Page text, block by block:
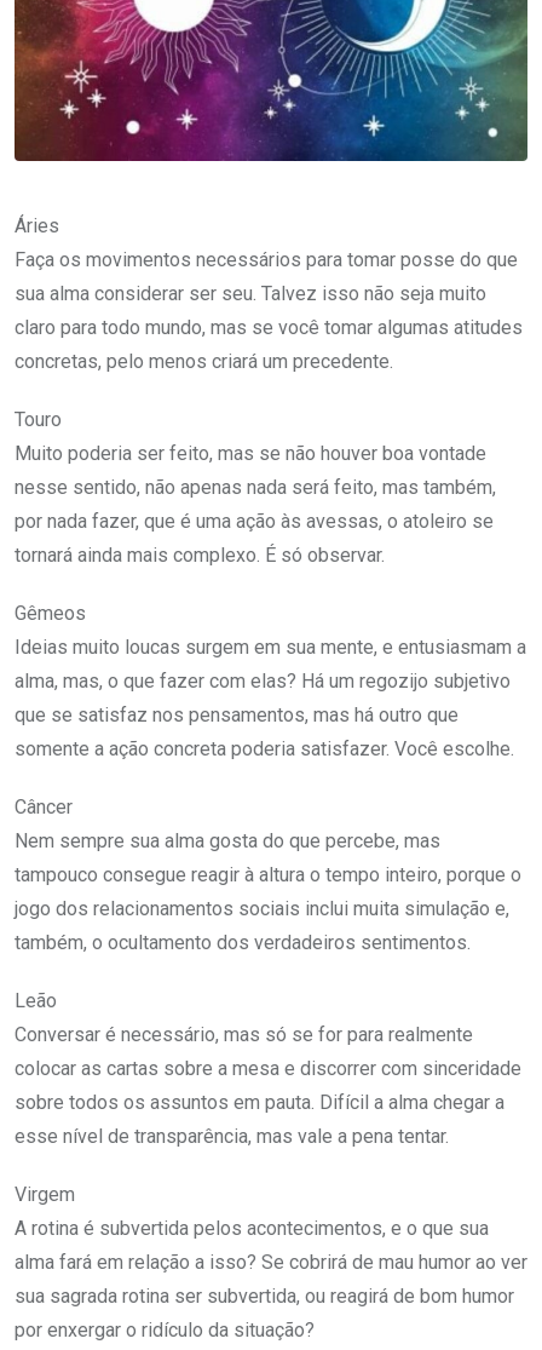
Áries
Faça os movimentos necessários para tomar posse do que
sua alma considerar ser seu. Talvez isso não seja muito
claro para todo mundo, mas se você tomar algumas atitudes
concretas, pelo menos criará um precedente.
Touro
Muito poderia ser feito, mas se não houver boa vontade
nesse sentido, não apenas nada será feito, mas também,
por nada fazer, que é uma ação às avessas, o atoleiro se
tornará ainda mais complexo. É só observar.
Gêmeos
Ideias muito loucas surgem em sua mente, e entusiasmam a
alma, mas, o que fazer com elas? Há um regozijo subjetivo
que se satisfaz nos pensamentos, mas há outro que
somente a ação concreta poderia satisfazer. Você escolhe.
Câncer
Nem sempre sua alma gosta do que percebe, mas
tampouco consegue reagir à altura o tempo inteiro, porque o
jogo dos relacionamentos sociais inclui muita simulação e,
também, o ocultamento dos verdadeiros sentimentos.
Leão
Conversar é necessário, mas só se for para realmente
colocar as cartas sobre a mesa e discorrer com sinceridade
sobre todos os assuntos em pauta. Difícil a alma chegar a
esse nível de transparência, mas vale a pena tentar.
Virgem
A rotina é subvertida pelos acontecimentos, e o que sua
alma fará em relação a isso? Se cobrirá de mau humor ao ver
sua sagrada rotina ser subvertida, ou reagirá de bom humor
por enxergar o ridículo da situação?